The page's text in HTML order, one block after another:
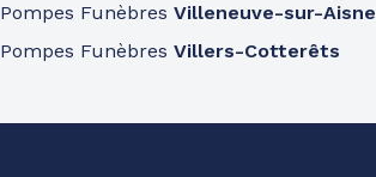
Pompes FunèbresVilleneuve-sur-Aisne
Pompes FunèbresVillers-Cotterêts